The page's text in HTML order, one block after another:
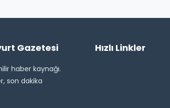
Gazetesi
haber kaynağı.
son dakika
Hızlı Linkler